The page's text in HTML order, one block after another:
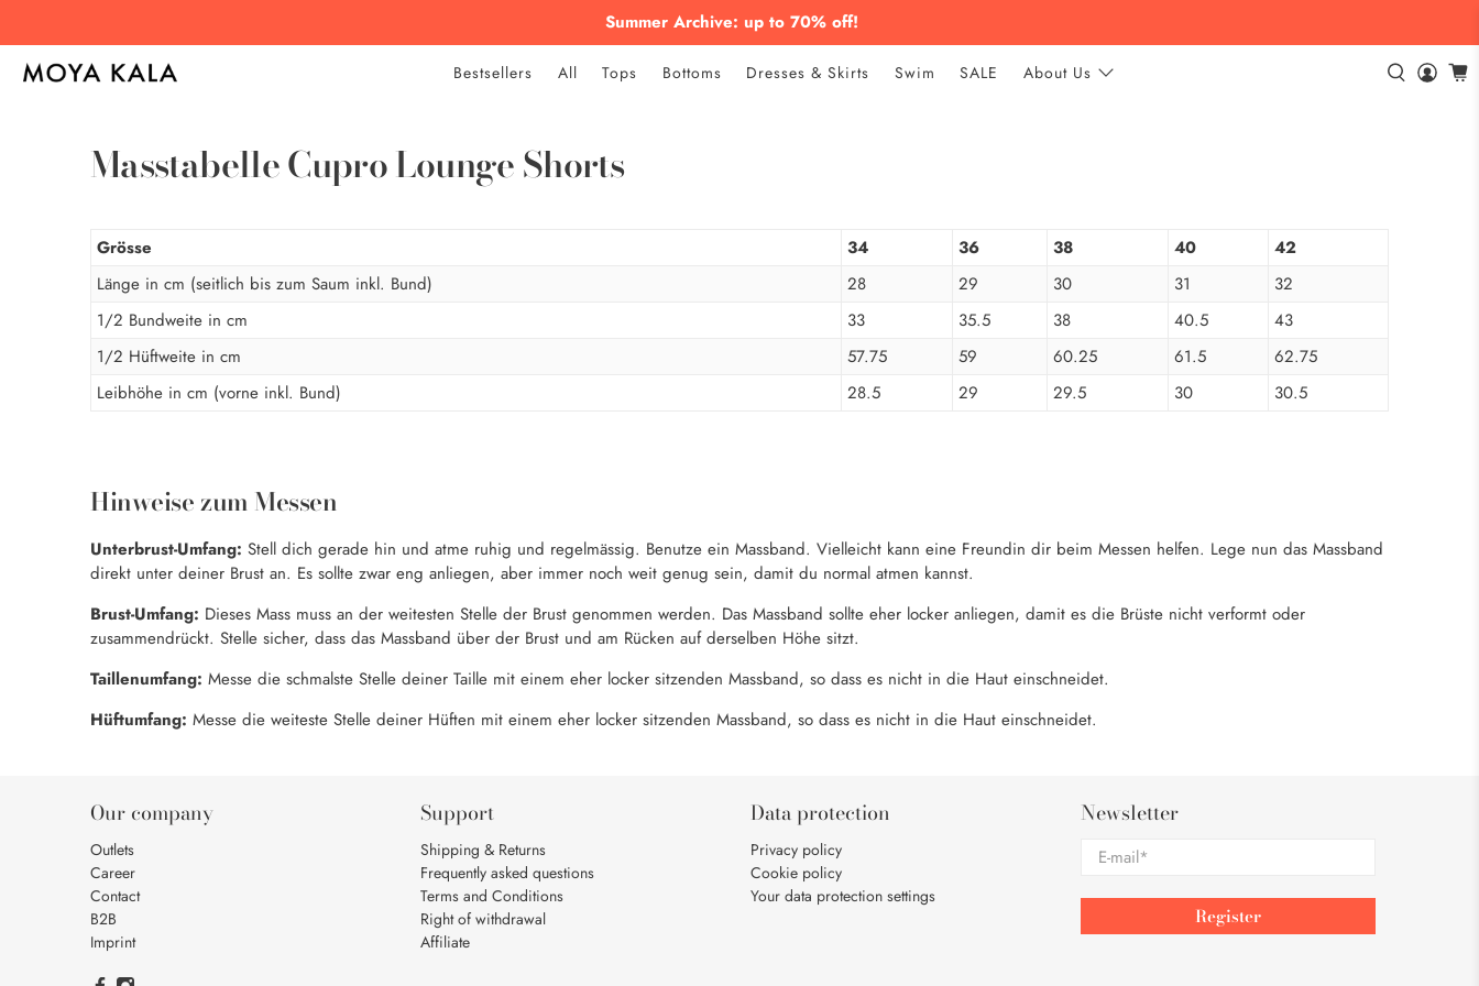
Summer Archive: up to 70% off!
Bestsellers All Tops Bottoms Dresses & Skirts Swim SALE About Us
Masstabelle Cupro Lounge Shorts
Grösse 34 36 38 40
42
Länge in cm (seitlich bis zum Saum inkl. Bund)
28 29 30 31
32
1/2 Bundweite in cm
33 35.5 38 40.5
43
1/2 Hüftweite in cm
57.75 59 60.25 61.5
62.75
Leibhöhe in cm (vorne inkl. Bund)
28.5 29 29.5 30 30.5
Hinweise zum Messen
Unterbrust-Umfang: Stell dich gerade hin und atme ruhig und regelmässig. Benutze ein Massband. Vielleicht kann eine Freundin dir beim Messen helfen. Lege nun das Massband
direkt unter deiner Brust an. Es sollte zwar eng anliegen, aber immer noch weit genug sein, damit du normal atmen kannst.
Brust-Umfang: Dieses Mass muss an der weitesten Stelle der Brust genommen werden. Das Massband sollte eher locker anliegen, damit es die Brüste nicht verformt oder
zusammendrückt. Stelle sicher, dass das Massband über der Brust und am Rücken auf derselben Höhe sitzt.
Taillenumfang: Messe die schmalste Stelle deiner Taille mit einem eher locker sitzenden Massband, so dass es nicht in die Haut einschneidet.
Hüftumfang: Messe die weiteste Stelle deiner Hüften mit einem eher locker sitzenden Massband, so dass es nicht in die Haut einschneidet.
Our company
Outlets
Career
Contact
B2B
Imprint
Support
Shipping & Returns
Frequently asked questions
Terms and Conditions
Right of withdrawal
Affiliate
Data protection
Privacy policy
Cookie policy
Your data protection settings
Newsletter
E-mail*
Register